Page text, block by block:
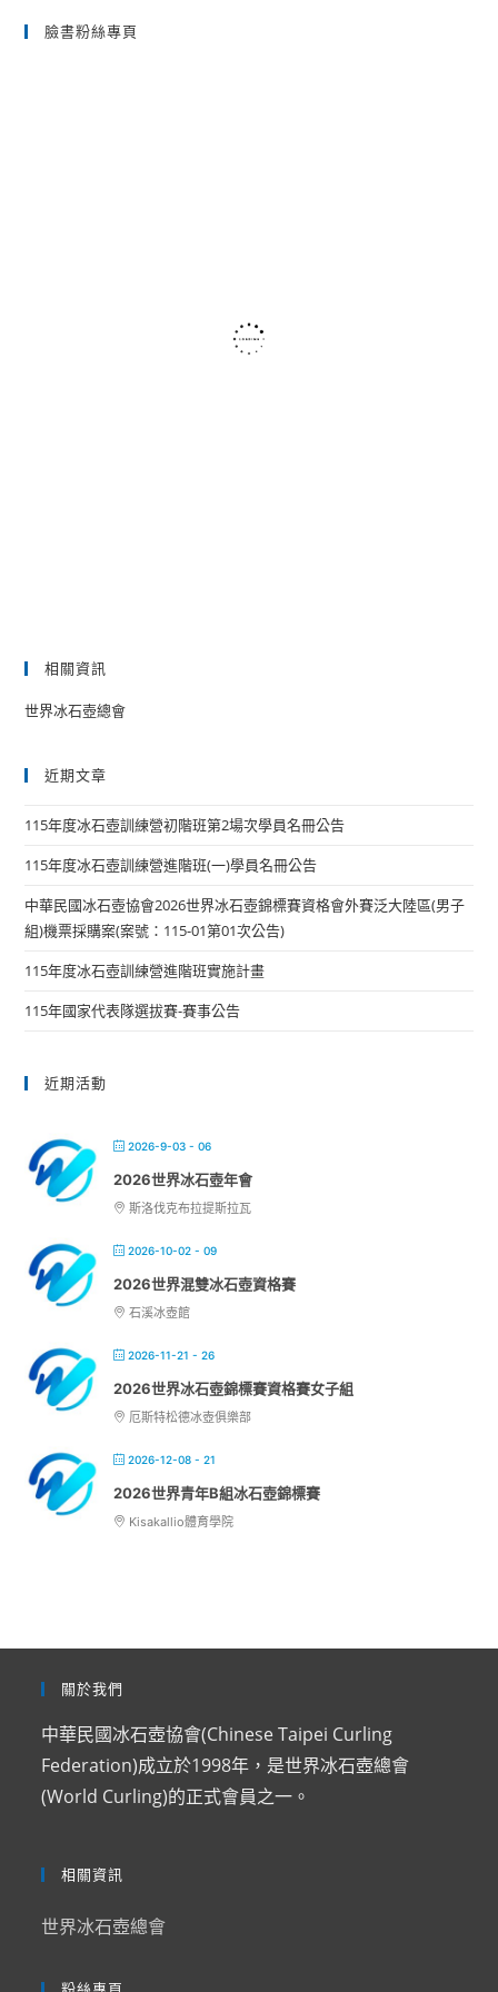
臉書粉絲專頁
相關資訊
世界冰石壺總會
近期文章
115年度冰石壺訓練營初階班第2場次學員名冊公告
115年度冰石壺訓練營進階班(一)學員名冊公告
中華民國冰石壺協會2026世界冰石壺錦標賽資格會外賽泛大陸區(男子
組)機票採購案(案號：115-01第01次公告)
115年度冰石壺訓練營進階班實施計畫
115年國家代表隊選拔賽-賽事公告
近期活動
2026-9-03 - 06
2026世界冰石壺年會
斯洛伐克布拉提斯拉瓦
2026-10-02 - 09
2026世界混雙冰石壺資格賽
石溪冰壺館
2026-11-21 - 26
2026世界冰石壺錦標賽資格賽女子組
厄斯特松德冰壺俱樂部
2026-12-08 - 21
2026世界青年B組冰石壺錦標賽
Kisakallio體育學院
關於我們
中華民國冰石壺協會(Chinese Taipei Curling
Federation)成立於1998年，是世界冰石壺總會
(World Curling)的正式會員之一。
相關資訊
世界冰石壺總會